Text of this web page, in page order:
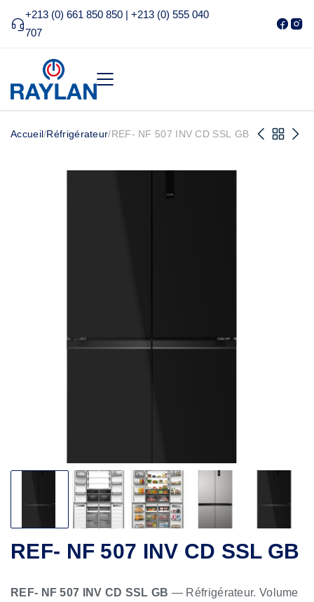
+213 (0) 661 850 850 | +213 (0) 555 040
707
Accueil/Réfrigérateur/ REF- NF 507 INV CD SSL GB
REF- NF 507 INV CD SSL GB
REF- NF 507 INV CD SSL GB — Réfrigérateur. Volume